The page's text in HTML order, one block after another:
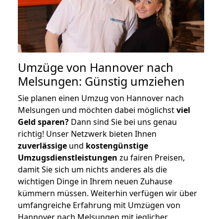
Umzüge von Hannover nach
Melsungen: Günstig umziehen
Sie planen einen Umzug von Hannover nach
Melsungen und möchten dabei möglichstviel
Geld sparen? Dann sind Sie bei uns genau
richtig! Unser Netzwerk bieten Ihnen
zuverlässige und kostengünstige
Umzugsdienstleistungen zu fairen Preisen,
damit Sie sich um nichts anderes als die
wichtigen Dinge in Ihrem neuen Zuhause
kümmern müssen. Weiterhin verfügen wir über
umfangreiche Erfahrung mit Umzügen von